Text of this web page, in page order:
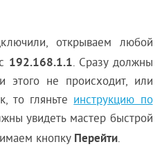
открываем любой
192.168.1.1. Сразу должны
этого не происходит, или
то гляньтеинструкцию по
увидеть мастер быстрой
кнопку Перейти.